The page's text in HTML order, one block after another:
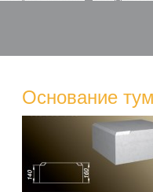
Основание